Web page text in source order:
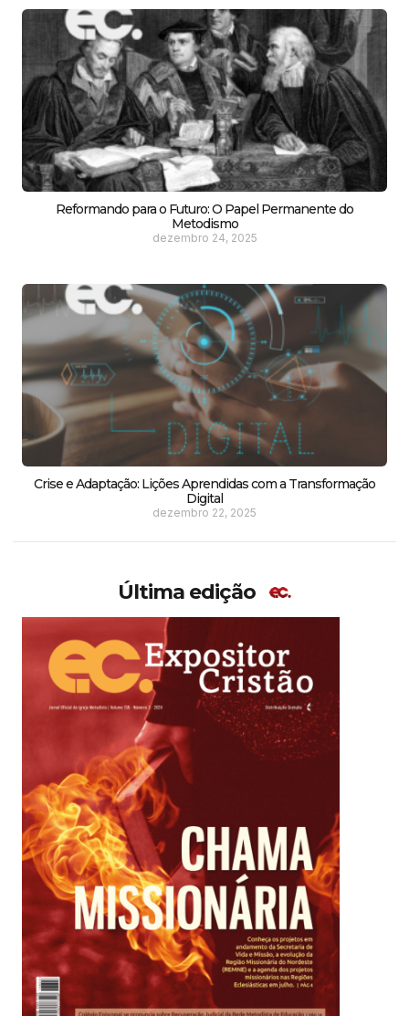
Reformando para o Futuro: O Papel Permanente do
Metodismo
dezembro 24, 2025
Crise e Adaptação: Lições Aprendidas com a Transformação
Digital
dezembro 22, 2025
Última edição